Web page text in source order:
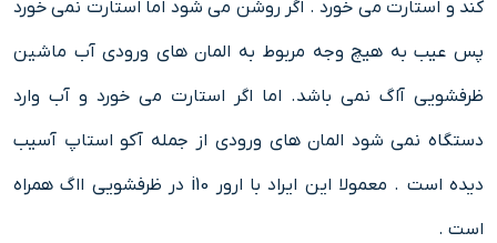
کند و استارت می خورد . اگر روشن می شود اما استارت نمی خورد
پس عیب به هیچ وجه مربوط به المان های ورودی آب ماشین
ظرفشویی آاگ نمی باشد. اما اگر استارت می خورد و آب وارد
دستگاه نمی شود المان های ورودی از جمله آکو استاپ آسیب
دیده است . معمولا این ایراد با ارور i10 در ظرفشویی ااگ همراه
است .